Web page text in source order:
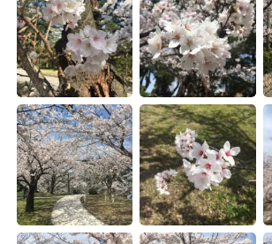
Indonesia Italiano
Türkçe Tiếng Việt
Português